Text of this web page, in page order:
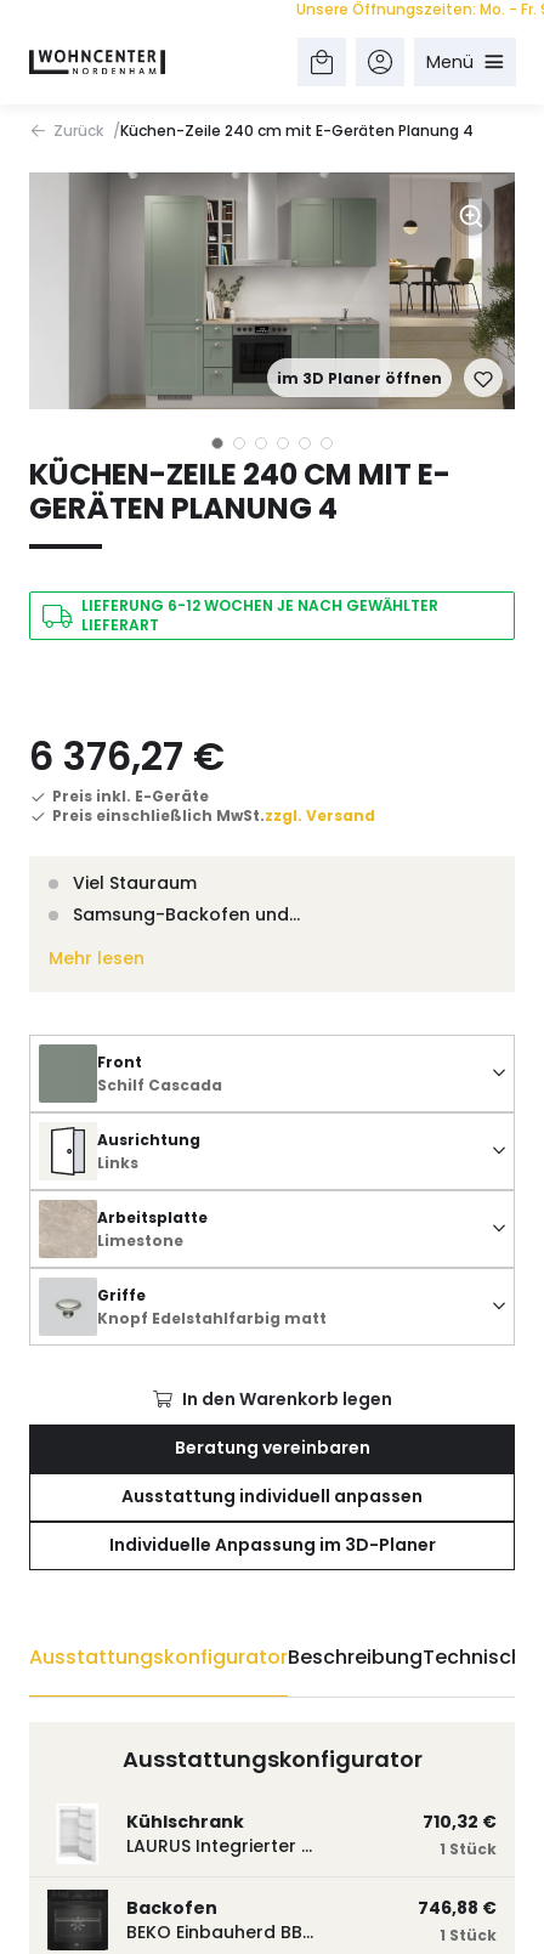
Unsere Öffnungszeiten: Mo. - Fr.
Menü
Zurück Küchen-Zeile 240 cm mit E-Geräten Planung 4
im 3D Planer öffnen
KÜCHEN-ZEILE 240 CM MIT E-
GERÄTEN PLANUNG 4
LIEFERUNG 6-12 WOCHEN JE NACH GEWÄHLTER
LIEFERART
6 376,27 €
Preis inkl. E-Geräte
Preis einschließlich MwSt.zzgl. Versand
Viel Stauraum
Samsung-Backofen und…
Mehr lesen
Front
Schilf Cascada
Ausrichtung
Links
Arbeitsplatte
Limestone
Griffe
Knopf Edelstahlfarbig matt
In den Warenkorb legen
Beratung vereinbaren
Ausstattung individuell anpassen
Individuelle Anpassung im 3D-Planer
AusstattungskonfiguratorBeschreibungTechnische
Ausstattungskonfigurator
Kühlschrank
LAURUS Integrierter Kühlautomat LKG122E LKG122E
710,32 €
1 Stück
Backofen
BEKO Einbauherd BBUM113N2B mit Hydrolyse, Schwarz BBUM113N2B
746,88 €
1 Stück